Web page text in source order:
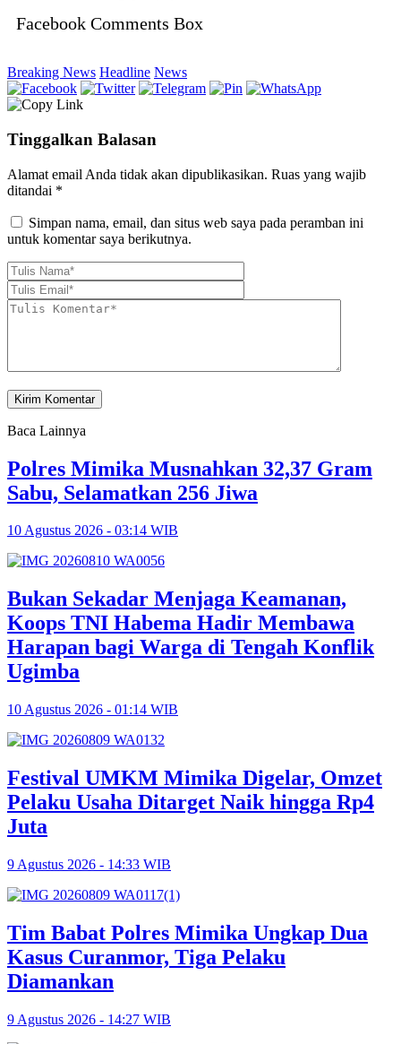
Facebook Comments Box
Breaking News Headline News
Tinggalkan Balasan
Alamat email Anda tidak akan dipublikasikan. Ruas yang wajib
ditandai *
Simpan nama, email, dan situs web saya pada peramban ini
untuk komentar saya berikutnya.
Baca Lainnya
Polres Mimika Musnahkan 32,37 Gram
Sabu, Selamatkan 256 Jiwa
10 Agustus 2026 - 03:14 WIB
Bukan Sekadar Menjaga Keamanan,
Koops TNI Habema Hadir Membawa
Harapan bagi Warga di Tengah Konflik
Ugimba
10 Agustus 2026 - 01:14 WIB
Festival UMKM Mimika Digelar, Omzet
Pelaku Usaha Ditarget Naik hingga Rp4
Juta
9 Agustus 2026 - 14:33 WIB
Tim Babat Polres Mimika Ungkap Dua
Kasus Curanmor, Tiga Pelaku
Diamankan
9 Agustus 2026 - 14:27 WIB